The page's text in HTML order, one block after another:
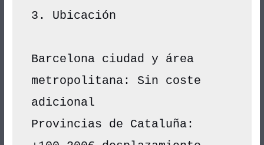
3. Ubicación
Barcelona ciudad y área
metropolitana: Sin coste
adicional
Provincias de Cataluña: